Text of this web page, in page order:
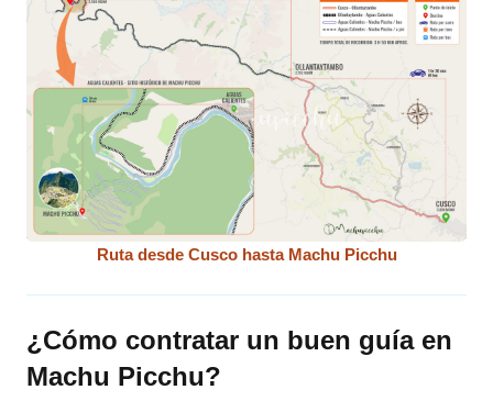
Ruta desde Cusco hasta Machu Picchu
¿Cómo contratar un buen guía en
Machu Picchu?